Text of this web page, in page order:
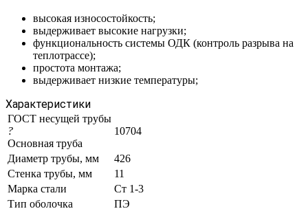
высокая износостойкость;
выдерживает высокие нагрузки;
функциональность системы ОДК (контроль разрыва на
теплотрассе);
простота монтажа;
выдерживает низкие температуры;
Характеристики
ГОСТ несущей трубы
?
Основная труба
10704
Диаметр трубы, мм
426
Стенка трубы, мм
11
Марка стали
Ст 1-3
Тип оболочка
ПЭ